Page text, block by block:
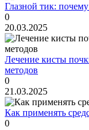
Глазной тик: почему
0
20.03.2025
Лечение кисты
методов
0
21.03.2025
Как применять
0